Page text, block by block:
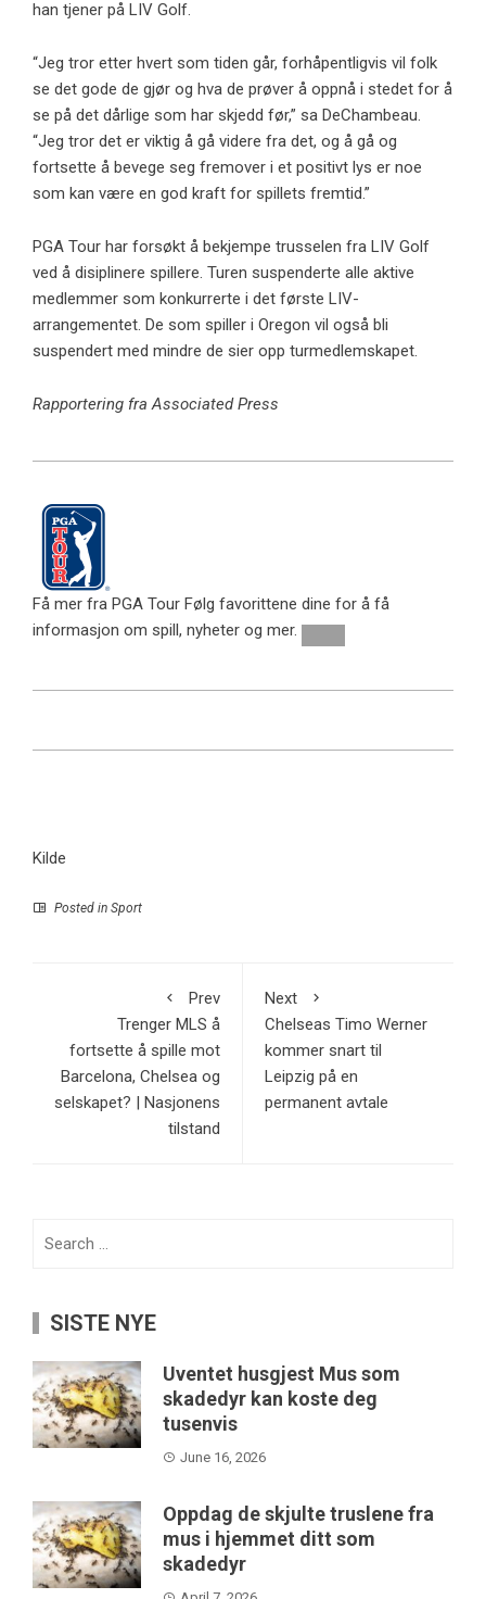
han tjener på LIV Golf.
“Jeg tror etter hvert som tiden går, forhåpentligvis vil folk
se det gode de gjør og hva de prøver å oppnå i stedet for å
se på det dårlige som har skjedd før,” sa DeChambeau.
“Jeg tror det er viktig å gå videre fra det, og å gå og
fortsette å bevege seg fremover i et positivt lys er noe
som kan være en god kraft for spillets fremtid.”
PGA Tour har forsøkt å bekjempe trusselen fra LIV Golf
ved å disiplinere spillere. Turen suspenderte alle aktive
medlemmer som konkurrerte i det første LIV-
arrangementet. De som spiller i Oregon vil også bli
suspendert med mindre de sier opp turmedlemskapet.
Rapportering fra Associated Press
Få mer fra PGA Tour Følg favorittene dine for å få
informasjon om spill, nyheter og mer.
Kilde
Posted in Sport
Prev
Trenger MLS å
fortsette å spille mot
Barcelona, ​​Chelsea og
selskapet? | Nasjonens
tilstand
Next
Chelseas Timo Werner
kommer snart til
Leipzig på en
permanent avtale
SISTE NYE
Uventet husgjest Mus som
skadedyr kan koste deg
tusenvis
June 16, 2026
Oppdag de skjulte truslene fra
mus i hjemmet ditt som
skadedyr